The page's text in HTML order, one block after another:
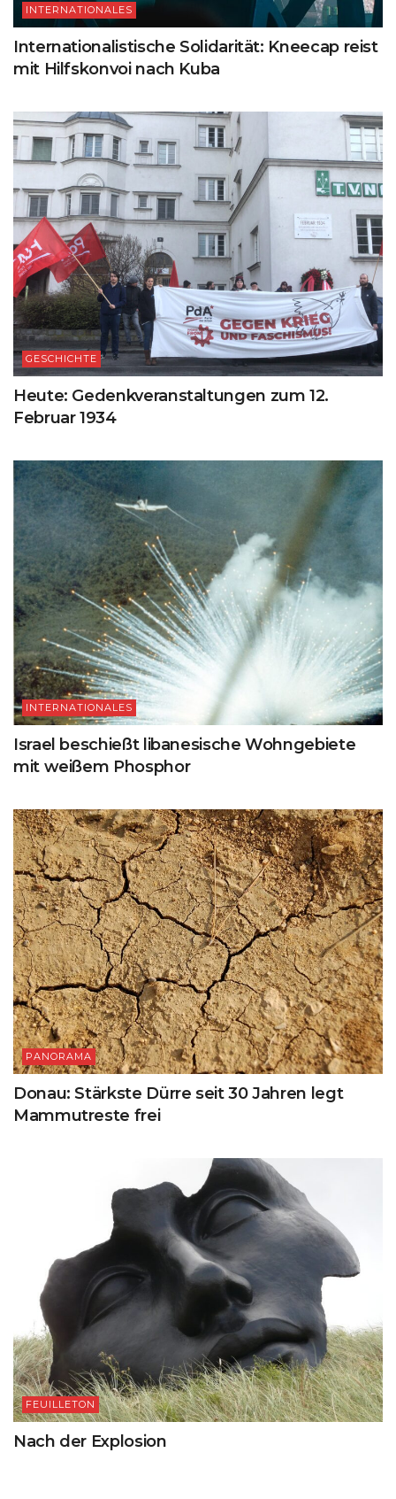
INTERNATIONALES
Internationalistische Solidarität: Kneecap reist
mit Hilfskonvoi nach Kuba
GESCHICHTE
Heute: Gedenkveranstaltungen zum 12.
Februar 1934
INTERNATIONALES
Israel beschießt libanesische Wohngebiete
mit weißem Phosphor
PANORAMA
Donau: Stärkste Dürre seit 30 Jahren legt
Mammutreste frei
FEUILLETON
Nach der Explosion